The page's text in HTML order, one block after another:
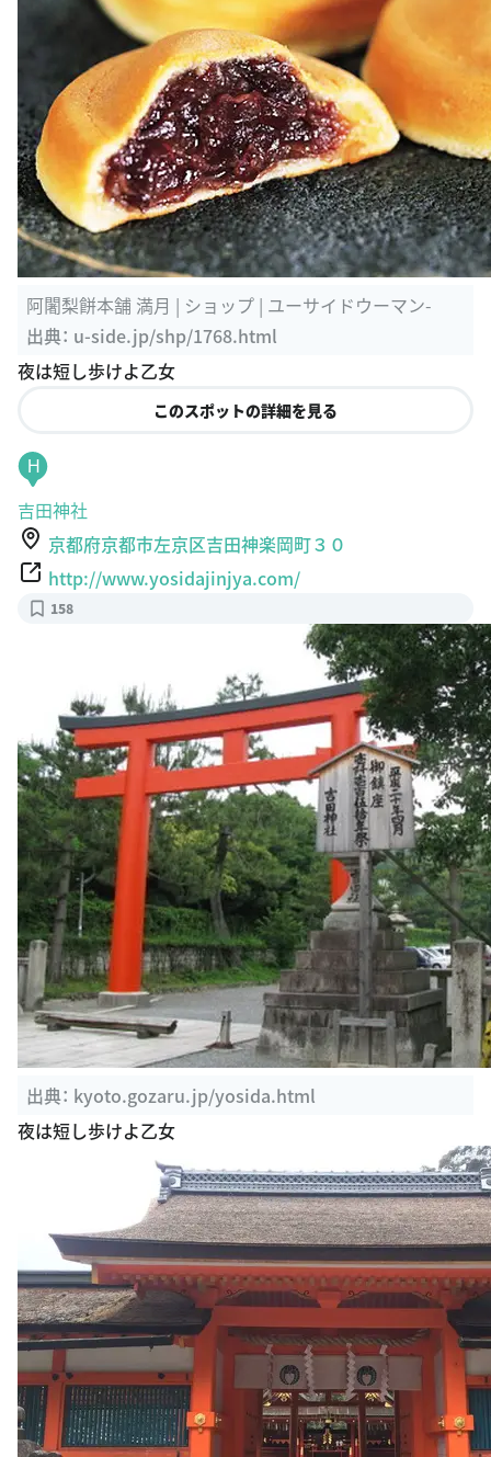
阿闍梨餅本舗 満月 | ショップ | ユーサイドウーマン-
出典： u-side.jp/shp/1768.html
夜は短し歩けよ乙女
このスポットの詳細を見る
H
吉田神社
京都府京都市左京区吉田神楽岡町３０
http://www.yosidajinjya.com/
158
出典： kyoto.gozaru.jp/yosida.html
夜は短し歩けよ乙女